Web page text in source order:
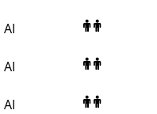
AI
AI
AI